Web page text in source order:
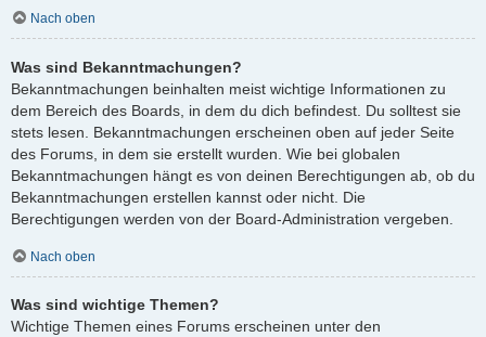
Nach oben
Was sind Bekanntmachungen?
Bekanntmachungen beinhalten meist wichtige Informationen zu
dem Bereich des Boards, in dem du dich befindest. Du solltest sie
stets lesen. Bekanntmachungen erscheinen oben auf jeder Seite
des Forums, in dem sie erstellt wurden. Wie bei globalen
Bekanntmachungen hängt es von deinen Berechtigungen ab, ob du
Bekanntmachungen erstellen kannst oder nicht. Die
Berechtigungen werden von der Board-Administration vergeben.
Nach oben
Was sind wichtige Themen?
Wichtige Themen eines Forums erscheinen unter den